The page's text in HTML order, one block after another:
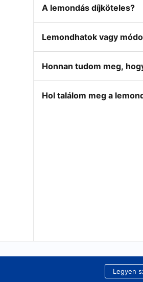
A lemondás díjköteles?
Lemondhatok vagy
Honnan tudom meg,
Hol találom meg a
Legyen